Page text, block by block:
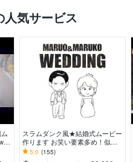
気サービス
スラムダンク風★結婚式ムービー
作ります お笑い要素多め！似顔
絵で式を盛り上げましょう！
5.0 (155)